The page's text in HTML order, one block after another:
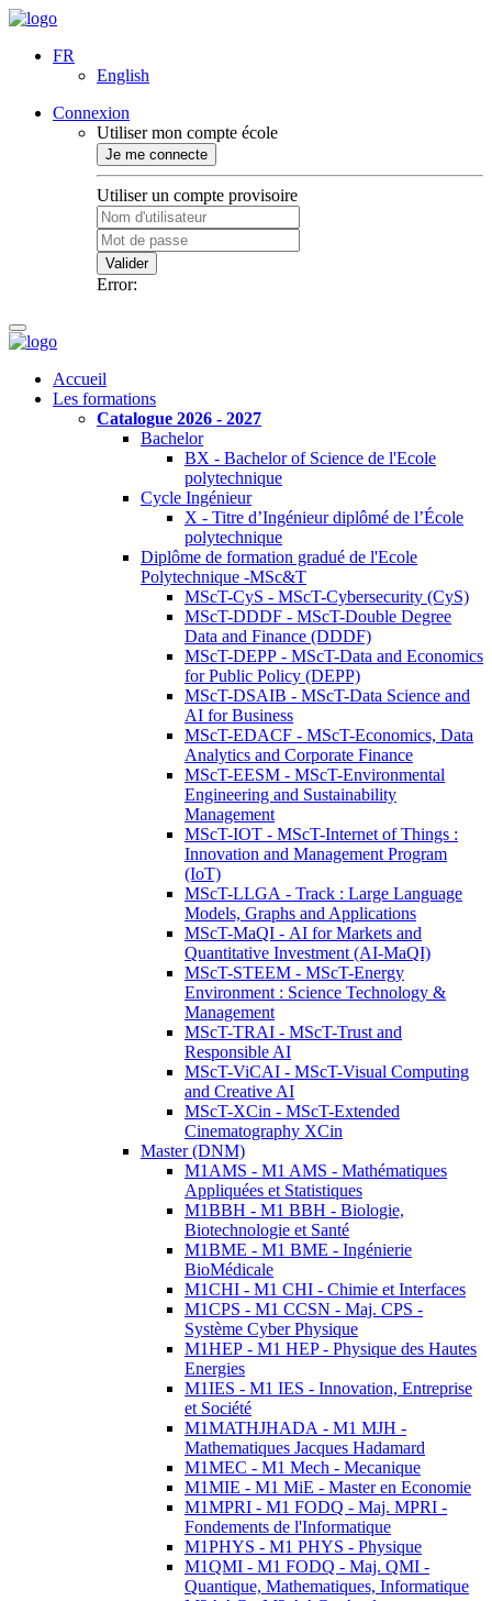
FR
English
Connexion
Utiliser mon compte école
Je me connecte
Utiliser un compte provisoire
Valider
Error:
Accueil
Les formations
Catalogue 2026 - 2027
Bachelor
BX - Bachelor of Science de l'Ecole
polytechnique
Cycle Ingénieur
X - Titre d’Ingénieur diplômé de l’École
polytechnique
Diplôme de formation gradué de l'Ecole
Polytechnique -MSc&T
MScT-CyS - MScT-Cybersecurity (CyS)
MScT-DDDF - MScT-Double Degree
Data and Finance (DDDF)
MScT-DEPP - MScT-Data and Economics
for Public Policy (DEPP)
MScT-DSAIB - MScT-Data Science and
AI for Business
MScT-EDACF - MScT-Economics, Data
Analytics and Corporate Finance
MScT-EESM - MScT-Environmental
Engineering and Sustainability
Management
MScT-IOT - MScT-Internet of Things :
Innovation and Management Program
(IoT)
MScT-LLGA - Track : Large Language
Models, Graphs and Applications
MScT-MaQI - AI for Markets and
Quantitative Investment (AI-MaQI)
MScT-STEEM - MScT-Energy
Environment : Science Technology &
Management
MScT-TRAI - MScT-Trust and
Responsible AI
MScT-ViCAI - MScT-Visual Computing
and Creative AI
MScT-XCin - MScT-Extended
Cinematography XCin
Master (DNM)
M1AMS - M1 AMS - Mathématiques
Appliquées et Statistiques
M1BBH - M1 BBH - Biologie,
Biotechnologie et Santé
M1BME - M1 BME - Ingénierie
BioMédicale
M1CHI - M1 CHI - Chimie et Interfaces
M1CPS - M1 CCSN - Maj. CPS -
Système Cyber Physique
M1HEP - M1 HEP - Physique des Hautes
Energies
M1IES - M1 IES - Innovation, Entreprise
et Société
M1MATHJHADA - M1 MJH -
Mathematiques Jacques Hadamard
M1MEC - M1 Mech - Mecanique
M1MIE - M1 MiE - Master en Economie
M1MPRI - M1 FODQ - Maj. MPRI -
Fondements de l'Informatique
M1PHYS - M1 PHYS - Physique
M1QMI - M1 FODQ - Maj. QMI -
Quantique, Mathematiques, Informatique